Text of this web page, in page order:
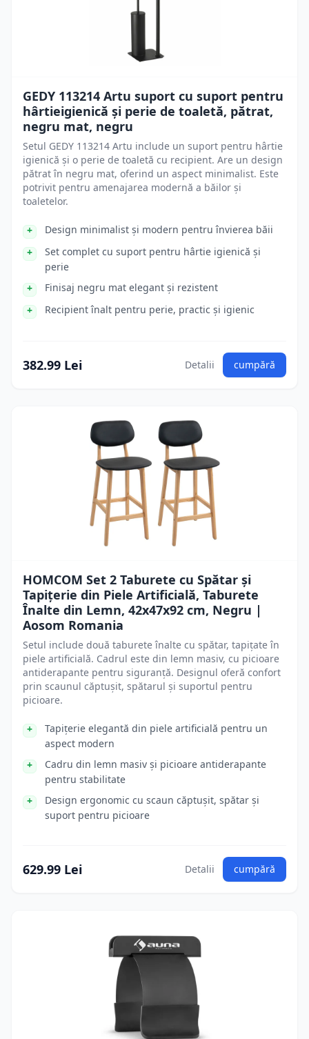
GEDY 113214 Artu suport cu suport pentru
hârtieigienică și perie de toaletă, pătrat,
negru mat, negru
Setul GEDY 113214 Artu include un suport pentru hârtie
igienică și o perie de toaletă cu recipient. Are un design
pătrat în negru mat, oferind un aspect minimalist. Este
potrivit pentru amenajarea modernă a băilor și
toaletelor.
Design minimalist și modern pentru învierea băii
Set complet cu suport pentru hârtie igienică și
perie
Finisaj negru mat elegant și rezistent
Recipient înalt pentru perie, practic și igienic
382.99 Lei Detalii cumpără
HOMCOM Set 2 Taburete cu Spătar și
Tapițerie din Piele Artificială, Taburete
Înalte din Lemn, 42x47x92 cm, Negru |
Aosom Romania
Setul include două taburete înalte cu spătar, tapițate în
piele artificială. Cadrul este din lemn masiv, cu picioare
antiderapante pentru siguranță. Designul oferă confort
prin scaunul căptușit, spătarul și suportul pentru
picioare.
Tapițerie elegantă din piele artificială pentru un
aspect modern
Cadru din lemn masiv și picioare antiderapante
pentru stabilitate
Design ergonomic cu scaun căptușit, spătar și
suport pentru picioare
629.99 Lei Detalii cumpără